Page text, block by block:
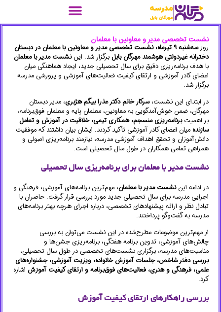
نشست تخصصی مدیر و معاونین با معلمان
روز
سه‌شنبه ۹ تیرماه، نشست تخصصی مدیر و معاونین با معلمان در دبستان
دخترانه غیردولتی هوشمند مهرگان بابلبرگزار شد. ایننشست مدیر با معلمان
با هدف برنامه‌ریزی دقیق برای سال تحصیلی جدید، ایجاد هماهنگی میان
اعضای کادر آموزشی و ارتقای کیفیت فعالیت‌های آموزشی و پرورشی مدرسه
برگزار شد.
در ابتدای این نشست،سرکار خانم دکتر عذرا بیگم هژبری، مدیر دبستان
مهرگان، ضمن خوش‌آمدگویی به معاونین، معلمان پایه و معلمان فوق‌برنامه،
بر اهمیتبرنامه‌ریزی منسجم، همکاری تیمی، خلاقیت در آموزش و تعامل
سازندهمیان اعضای کادر آموزشی تأکید کردند. ایشان بیان داشتند که موفقیت
دانش‌آموزان و تحقق اهداف آموزشی مدرسه، نیازمند برنامه‌ریزی اصولی و
همراهی تمامی همکاران در طول سال تحصیلی است.
نشست مدیر با معلمان برای برنامه‌ریزی سال تحصیلی
در ادامه ایننشست مدیر با معلمان، مهم‌ترین برنامه‌های آموزشی، فرهنگی و
اجرایی مدرسه برای سال تحصیلی جدید مورد بررسی قرار گرفت. حاضران با
تبادل نظر و ارائه پیشنهادهای تخصصی، درباره اجرای هرچه بهتر برنامه‌های
مدرسه به گفت‌وگو پرداختند.
از مهم‌ترین موضوعات مطرح‌شده در این نشست می‌توان به بررسی
چالش‌های آموزشی، تدوین برنامه هفتگی، برنامه‌ریزی جشن‌ها و
مناسبت‌های مدرسه، برگزاری نشست‌های تخصصی در طول سال تحصیلی،
بررسی دفتر شاخص، جلسات آموزش خانواده، ویزیت آموزشی، جشنواره‌های
علمی، فرهنگی و هنری، فعالیت‌های فوق‌برنامه و ارتقای کیفیت آموزش اشاره
کرد.
بررسی راهکارهای ارتقای کیفیت آموزش